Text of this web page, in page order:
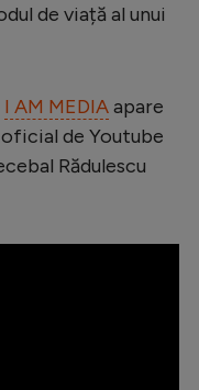
de viață al unui
I AM MEDIAapare
de Youtube
Rădulescu